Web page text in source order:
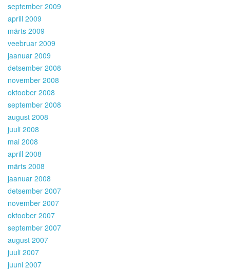
september 2009
aprill 2009
märts 2009
veebruar 2009
jaanuar 2009
detsember 2008
november 2008
oktoober 2008
september 2008
august 2008
juuli 2008
mai 2008
aprill 2008
märts 2008
jaanuar 2008
detsember 2007
november 2007
oktoober 2007
september 2007
august 2007
juuli 2007
juuni 2007